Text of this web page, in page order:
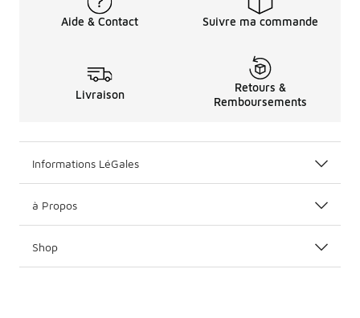
Aide & Contact Suivre ma commande
Livraison
Retours &
Remboursements
Informations LéGales
à Propos
Shop